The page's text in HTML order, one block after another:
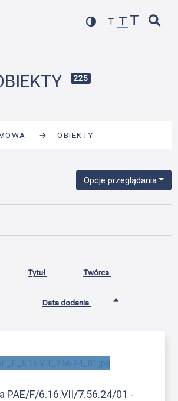
225
→ OBIEKTY
Opcje przeglądania
Tytuł Twórca
Data dodania
PAE/F/6.16.VII/7.56.24/01 -